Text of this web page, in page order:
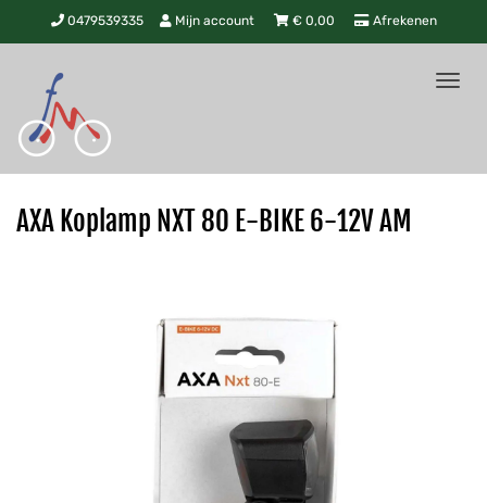
0479539335 Mijn account € 0,00 Afrekenen
AXA Koplamp NXT 80 E-BIKE 6-12V AM